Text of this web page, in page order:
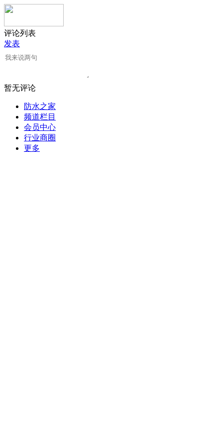
评论列表
发表
暂无评论
防水之家
频道栏目
会员中心
行业商圈
更多